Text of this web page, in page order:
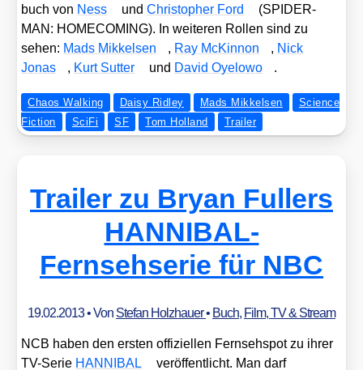
buch von Ness undChris­to­pher Ford
(SPIDER-
MAN: HOMECOMING). In wei­te­ren Rol­len sind zu
sehen: Mads Mik­kel­sen , Ray McK­in­non , Nick
Jonas
, Kurt Sut­ter und David Oye­lo­wo .
Chaos Walking Daisy Ridley Mads Mikkelsen
Science
Fiction
SciFi SF Tom Holland Trailer
Trailer zu Bryan Fullers
HANNIBAL-
Fernsehserie für NBC
19.02.2013• Von Stefan Holzhauer• Buch, Film, TV & Stream
NCB haben den ers­ten offi­zi­el­len Fern­seh­spot zu ihrer
TV-Serie HANNIBAL
ver­öf­fent­licht. Man darf